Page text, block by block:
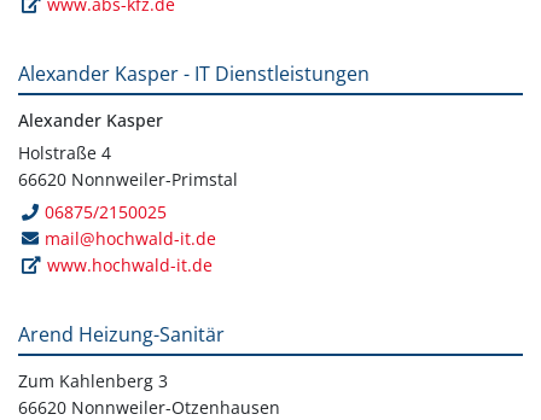
Alexander Kasper - IT Dienstleistungen
Alexander Kasper
Holstraße 4
66620 Nonnweiler-Primstal
06875/2150025
mail@hochwald-it.de
www.hochwald-it.de
Arend Heizung-Sanitär
Zum Kahlenberg 3
66620 Nonnweiler-Otzenhausen